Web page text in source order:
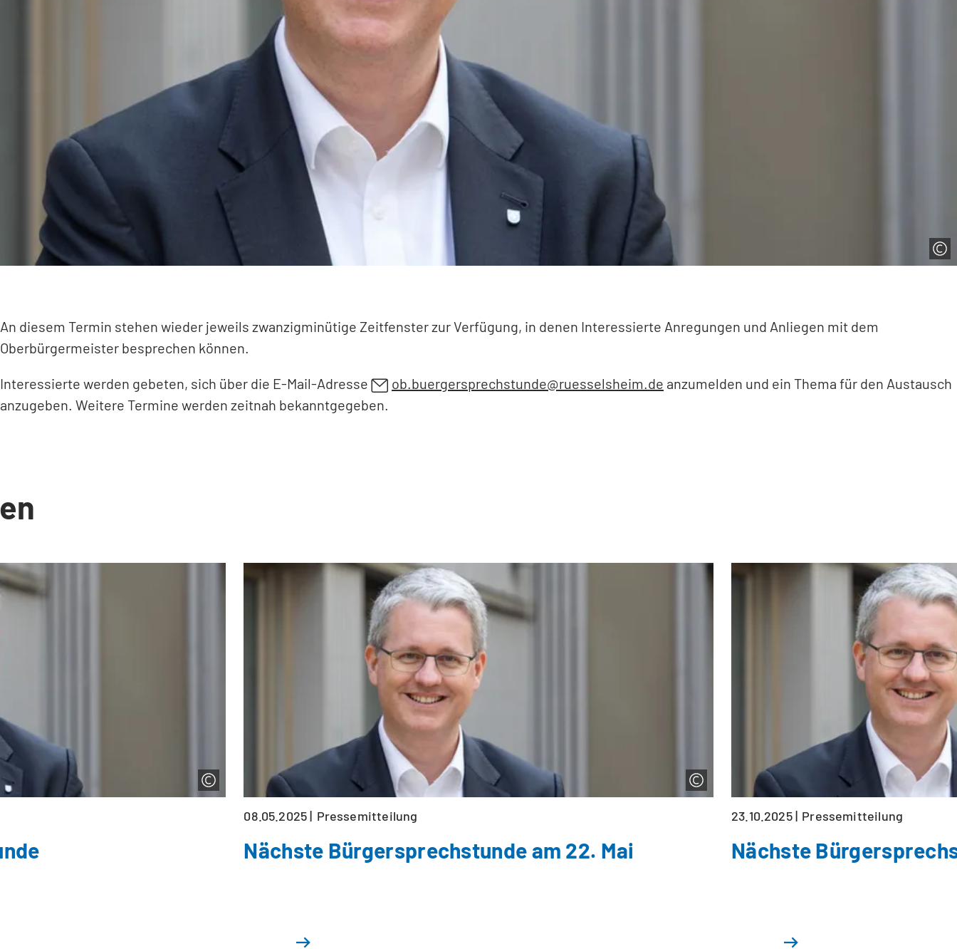
An diesem Termin stehen wieder jeweils zwanzigminütige Zeitfenster zur Verfügung, in denen Interessierte Anregungen und Anliegen mit dem
Oberbürgermeister besprechen können.
Interessierte werden gebeten, sich über die E-Mail-Adresse ob.buergersprechstunde ruesselsheim de anzumelden und ein Thema für den Austausch
anzugeben. Weitere Termine werden zeitnah bekanntgegeben.
08.05.2025 Pressemitteilung
Nächste Bürgersprechstunde am 22. Mai
23.10.2025 Pressemitteilung
Nächste